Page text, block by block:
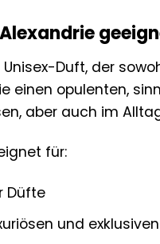
Unisex-Duft, der
einen opulenten,
aber auch im
für:
Düfte
und